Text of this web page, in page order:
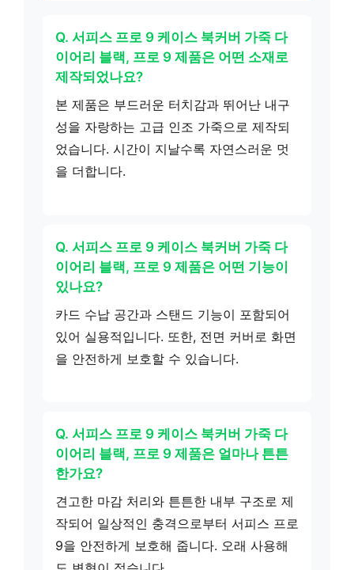
Q. 서피스 프로 9 케이스 북커버 가죽 다
이어리 블랙, 프로 9 제품은 어떤 소재로
제작되었나요?
본 제품은 부드러운 터치감과 뛰어난 내구
성을 자랑하는 고급 인조 가죽으로 제작되
었습니다. 시간이 지날수록 자연스러운 멋
을 더합니다.
Q. 서피스 프로 9 케이스 북커버 가죽 다
이어리 블랙, 프로 9 제품은 어떤 기능이
있나요?
카드 수납 공간과 스탠드 기능이 포함되어
있어 실용적입니다. 또한, 전면 커버로 화면
을 안전하게 보호할 수 있습니다.
Q. 서피스 프로 9 케이스 북커버 가죽 다
이어리 블랙, 프로 9 제품은 얼마나 튼튼
한가요?
견고한 마감 처리와 튼튼한 내부 구조로 제
작되어 일상적인 충격으로부터 서피스 프로
9을 안전하게 보호해 줍니다. 오래 사용해